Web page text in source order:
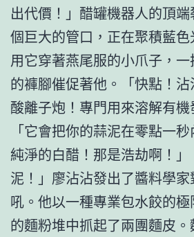
出代價！」醋罐機器人的頂
個巨大的管口，正在聚積藍
用它穿著燕尾服的小爪子，
的褲腳催促著他。「快點！
酸離子炮！專門用來溶解有機
「它會把你的蒜泥在零點一
純淨的白醋！那是浩劫啊！
泥！」廖沾沾發出了醬料學
吼。他以一種專業包水餃的
的麵粉堆中抓起了兩團麵皮